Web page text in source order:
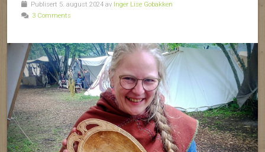
Publisert 5. august 2024 av Inger Lise Gobakken
3 Comments